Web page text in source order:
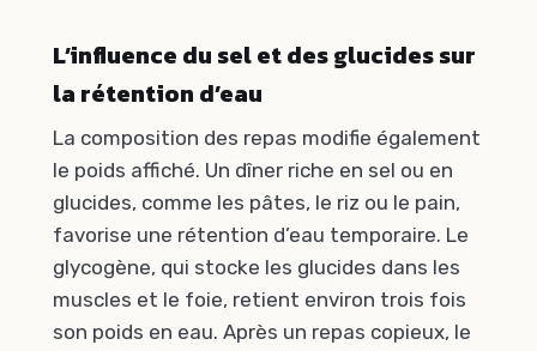
L’influence du sel et des glucides sur
la rétention d’eau
La composition des repas modifie également
le poids affiché. Un dîner riche en sel ou en
glucides, comme les pâtes, le riz ou le pain,
favorise une rétention d’eau temporaire. Le
glycogène, qui stocke les glucides dans les
muscles et le foie, retient environ trois fois
son poids en eau. Après un repas copieux, le